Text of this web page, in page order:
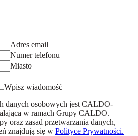
Adres email
Numer telefonu
Miasto
Wpisz wiadomość
danych osobowych jest CALDO-
w ramach Grupy CALDO.
oraz zasad przetwarzania danych,
znajdują się w Polityce Prywatności.